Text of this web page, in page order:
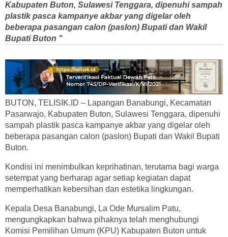
Kabupaten Buton, Sulawesi Tenggara, dipenuhi sampah
plastik pasca kampanye akbar yang digelar oleh
beberapa pasangan calon (paslon) Bupati dan Wakil
Bupati Buton "
BUTON, TELISIK.ID – Lapangan Banabungi, Kecamatan
Pasarwajo, Kabupaten Buton, Sulawesi Tenggara, dipenuhi
sampah plastik pasca kampanye akbar yang digelar oleh
beberapa pasangan calon (paslon) Bupati dan Wakil Bupati
Buton.
Kondisi ini menimbulkan keprihatinan, terutama bagi warga
setempat yang berharap agar setiap kegiatan dapat
memperhatikan kebersihan dan estetika lingkungan.
Kepala Desa Banabungi, La Ode Mursalim Patu,
mengungkapkan bahwa pihaknya telah menghubungi
Komisi Pemilihan Umum (KPU) Kabupaten Buton untuk